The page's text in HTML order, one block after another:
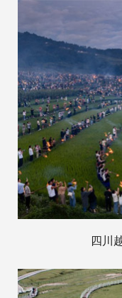
四川